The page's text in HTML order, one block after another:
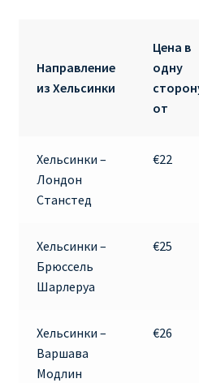
Ryanair ошибка в фамилии,
RYANAIR ПОДГОРИЦА,
Ryanair Польша
RYANAIR ПОРТУГАЛИЯ
RYANAIR ПОСАДОЧНЫЙ ТАЛОН
Ryanair Россия
RYANAIR ТЕЛЬ-АВИВ,
Направление
из Хельсинки
Цена в
одну
от
Хельсинки –
Лондон
Станстед
€22
Хельсинки –
Брюссель
Шарлеруа
€25
Хельсинки –
Варшава
Модлин
€26